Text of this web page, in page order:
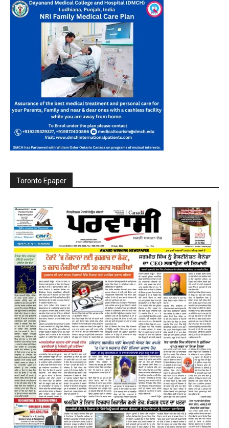
Toronto Epaper